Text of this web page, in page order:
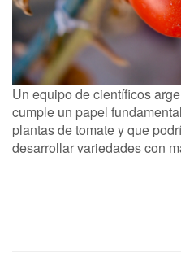
Un equipo de científicos
cumple un papel
plantas de tomate y que
desarrollar variedades con